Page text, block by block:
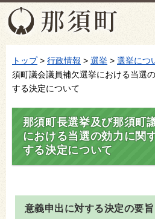
トップ> 行政情報 > 選挙 > 選挙につ
須町議会議員補欠選挙における当選
する決定について
那須町長選挙及び那須町
における当選の効力に関
する決定について
意義申出に対する決定の要旨